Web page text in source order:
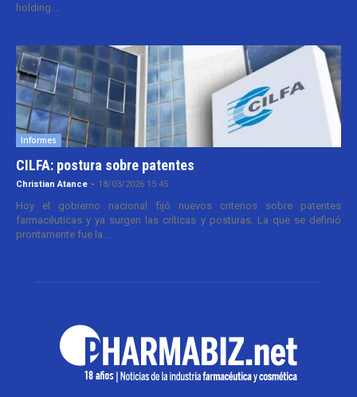
holding....
Informes
CILFA: postura sobre patentes
Christian Atance - 18/03/2026 15:45
Hoy el gobierno nacional fijó nuevos criterios sobre patentes
farmacéuticas y ya surgen las críticas y posturas. La que se definió
prontamente fue la...